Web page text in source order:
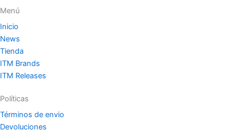
Menú
Inicio
News
Tienda
ITM Brands
ITM Releases
Políticas
Términos de envio
Devoluciones